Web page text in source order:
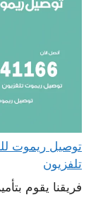
تلفزيون
فريقنا يقوم